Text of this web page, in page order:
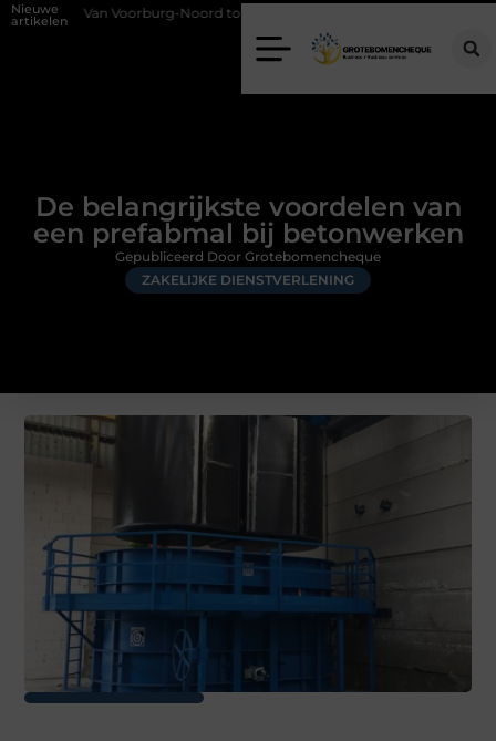
Nieuwe
artikelenNoord tot Essesteijn: welke inbraakpreventie past het beste bij
De belangrijkste voordelen van
een prefabmal bij betonwerken
ZAKELIJKE DIENSTVERLENING
Gepubliceerd Door Grotebomencheque